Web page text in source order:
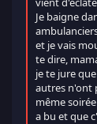
Je baigne
et je vais
te dire,
je te jure
autres n'ont
même
a bu et que